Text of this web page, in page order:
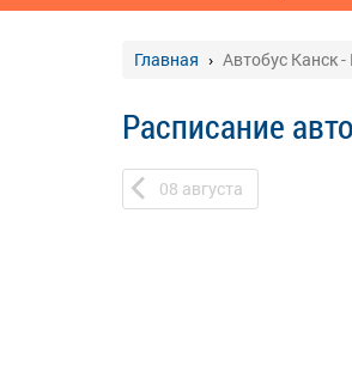
Главная Автобус Канск
Расписание
08 августа